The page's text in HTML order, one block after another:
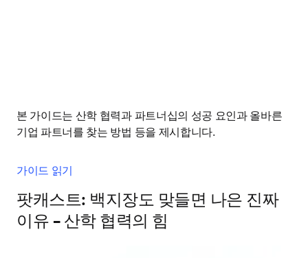
본 가이드는 산학 협력과 파트너십의 성공 요인과 올바른
기업 파트너를 찾는 방법 등을 제시합니다.
가이드 읽기
팟캐스트: 백지장도 맞들면 나은 진짜
이유 – 산학 협력의 힘